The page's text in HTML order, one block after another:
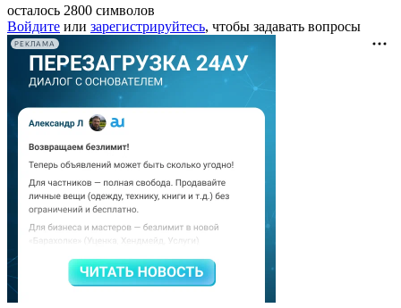
осталось 2800 символов
Войдите или зарегистрируйтесь, чтобы задавать вопросы
РЕКЛАМА